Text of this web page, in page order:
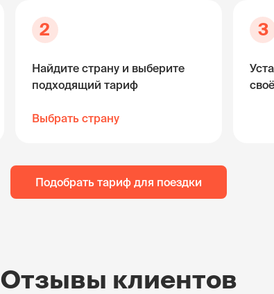
2
Найдите страну и выберите
подходящий тариф
Выбрать страну
3
Подобрать тариф для поездки
Отзывы клиентов